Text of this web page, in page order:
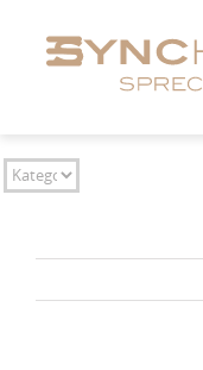
Inhalt
springen